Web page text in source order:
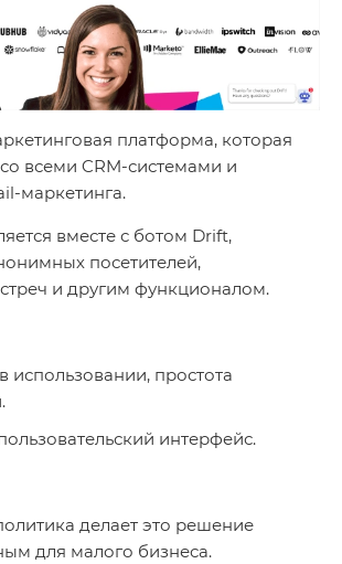
платформа, которая
всеми CRM-системами и
маркетинга.
вместе с ботом Drift,
посетителей,
и другим функционалом.
использовании, простота
интерфейс.
делает это решение
для малого бизнеса.